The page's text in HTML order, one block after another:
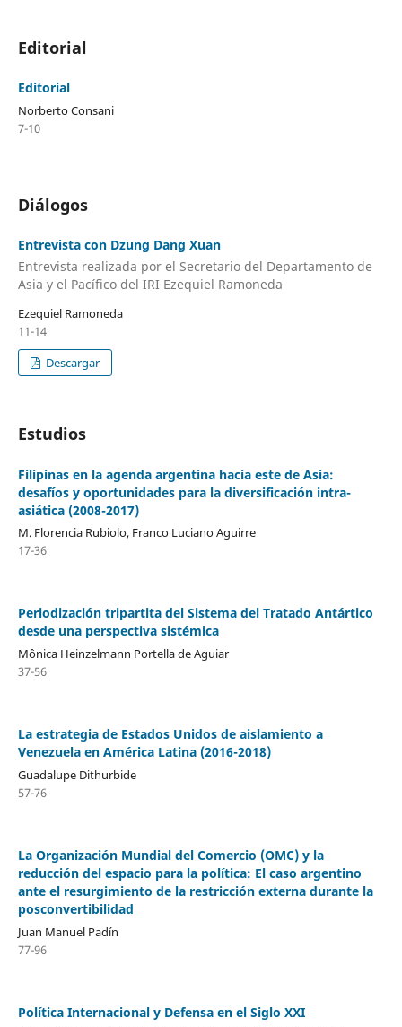
Editorial
Editorial
Norberto Consani
7-10
Diálogos
Entrevista con Dzung Dang Xuan
Entrevista realizada por el Secretario del Departamento de
Asia y el Pacífico del IRI Ezequiel Ramoneda
Ezequiel Ramoneda
11-14
Descargar
Estudios
Filipinas en la agenda argentina hacia este de Asia:
desafíos y oportunidades para la diversificación intra-
asiática (2008-2017)
M. Florencia Rubiolo, Franco Luciano Aguirre
17-36
Periodización tripartita del Sistema del Tratado Antártico
desde una perspectiva sistémica
Mônica Heinzelmann Portella de Aguiar
37-56
La estrategia de Estados Unidos de aislamiento a
Venezuela en América Latina (2016-2018)
Guadalupe Dithurbide
57-76
La Organización Mundial del Comercio (OMC) y la
reducción del espacio para la política: El caso argentino
ante el resurgimiento de la restricción externa durante la
posconvertibilidad
Juan Manuel Padín
77-96
Política Internacional y Defensa en el Siglo XXI